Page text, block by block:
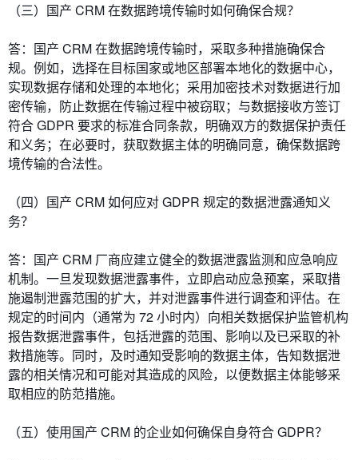
（三）国产 CRM 在数据跨境传输时如何确保合规？
答：国产 CRM 在数据跨境传输时，采取多种措施确保合
规。例如，选择在目标国家或地区部署本地化的数据中心，
实现数据存储和处理的本地化；采用加密技术对数据进行加
密传输，防止数据在传输过程中被窃取；与数据接收方签订
符合 GDPR 要求的标准合同条款，明确双方的数据保护责任
和义务；在必要时，获取数据主体的明确同意，确保数据跨
境传输的合法性。
（四）国产 CRM 如何应对 GDPR 规定的数据泄露通知义
务？
答：国产 CRM 厂商应建立健全的数据泄露监测和应急响应
机制。一旦发现数据泄露事件，立即启动应急预案，采取措
施遏制泄露范围的扩大，并对泄露事件进行调查和评估。在
规定的时间内（通常为 72 小时内）向相关数据保护监管机构
报告数据泄露事件，包括泄露的范围、影响以及已采取的补
救措施等。同时，及时通知受影响的数据主体，告知数据泄
露的相关情况和可能对其造成的风险，以便数据主体能够采
取相应的防范措施。
（五）使用国产 CRM 的企业如何确保自身符合 GDPR？